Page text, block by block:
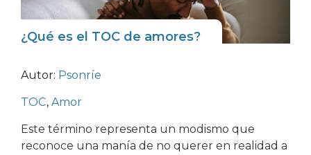
¿Qué es el TOC de amores?
Autor: Psonríe
TOC, Amor
Este término representa un modismo que
reconoce una manía de no querer en realidad a